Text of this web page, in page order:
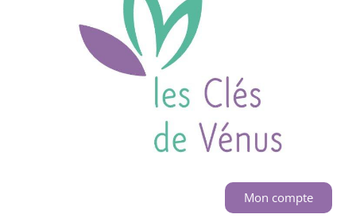
Mon compte